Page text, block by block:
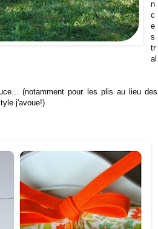
n
c
e
s
tr
al
(notamment pour les plis au lieu des
j'avoue!)